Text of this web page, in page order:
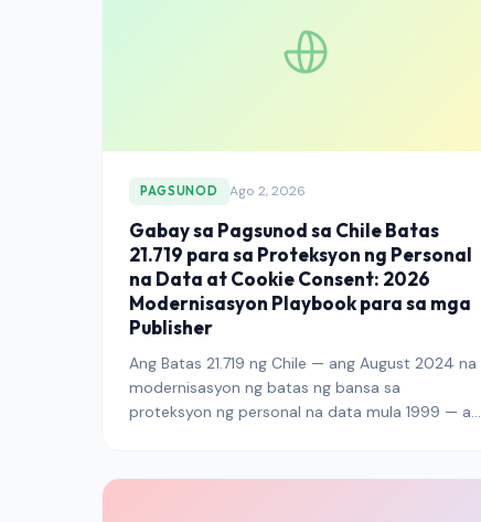
PAGSUNOD Ago 2, 2026
Gabay sa Pagsunod sa Chile Batas
21.719 para sa Proteksyon ng Personal
na Data at Cookie Consent: 2026
Modernisasyon Playbook para sa mga
Publisher
Ang Batas 21.719 ng Chile — ang August 2024 na
modernisasyon ng batas ng bansa sa
proteksyon ng personal na data mula 1999 — ay
pagpapatupad sa ilalim ng bagong Personal